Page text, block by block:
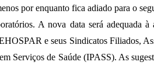
por enquanto fica adiado para o
A nova data será adequada
e seus Sindicatos Filiados,
de Saúde (IPASS). As